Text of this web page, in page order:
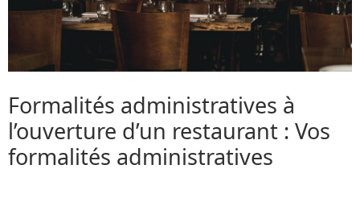
Formalités administratives à
l’ouverture d’un restaurant : Vos
formalités administratives